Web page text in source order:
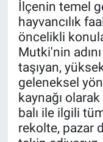
İlçenin temel
hayvancılık
öncelikli
Mutki'nin adını
taşıyan,
geleneksel
kaynağı
balı ile ilgili
rekolte, pazar